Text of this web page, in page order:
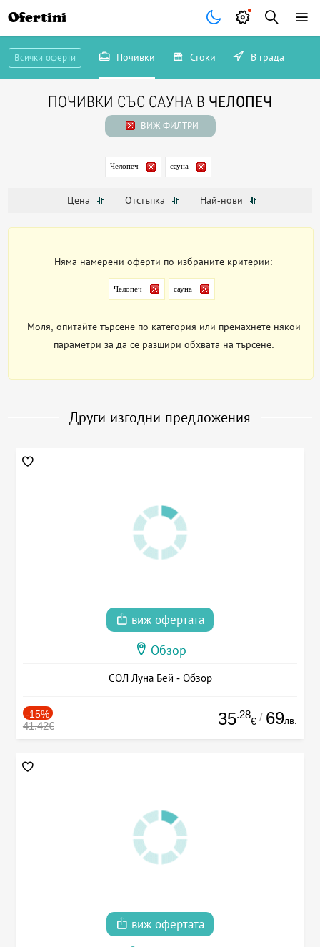
Ofertini
Всички оферти Почивки Стоки В града
ПОЧИВКИ СЪС САУНА В ЧЕЛОПЕЧ
ВИЖ ФИЛТРИ
Челопеч сауна
Цена Отстъпка Най-нови
Няма намерени оферти по избраните критерии:
Челопеч сауна
Моля, опитайте търсене по категория или премахнете някои
параметри за да се разшири обхвата на търсене.
Други изгодни предложения
виж офертата
Обзор
СОЛ Луна Бей - Обзор
-15%
41.42€ 35.28
€ / 69лв.
виж офертата